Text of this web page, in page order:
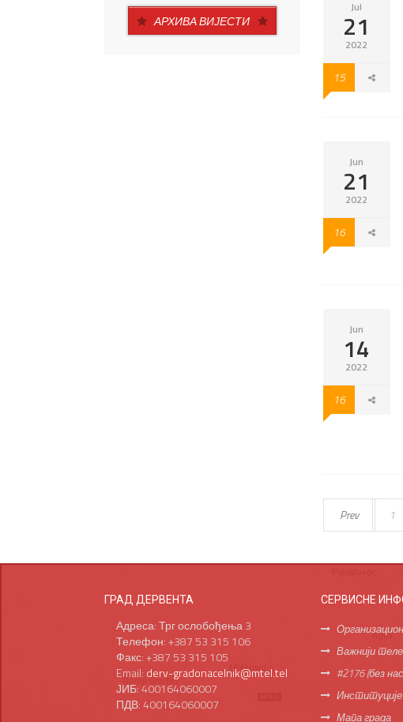
АРХИВА ВИЈЕСТИ
Jul
21
2022
15
Jun
21
2022
16
Jun
14
2022
16
Prev 1
ГРАД ДЕРВЕНТА
Адреса: Трг ослобођења 3
Телефон: +387 53 315 106
Факс: +387 53 315 105
Email: derv-gradonacelnik@mtel.tel
ЈИБ: 400164060007
ПДВ: 400164060007
СЕРВИСНЕ
Важнији
#2176 (без
Мапа града